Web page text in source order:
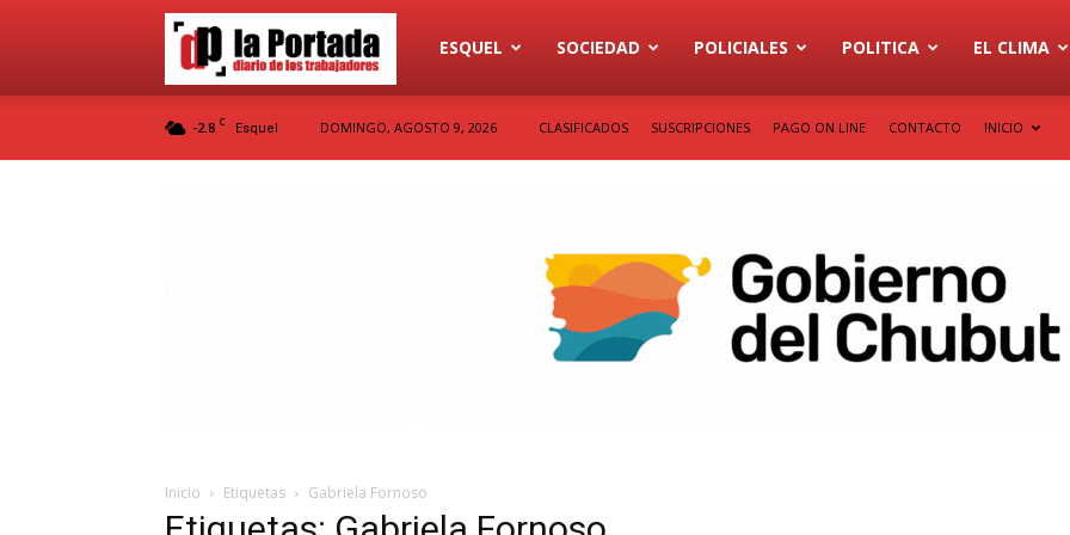
Diario
ESQUEL SOCIEDAD POLICIALES POLITICA EL CLIMA
-2.8 C Esquel DOMINGO, AGOSTO 9, 2026 CLASIFICADOS SUSCRIPCIONES PAGO ON LINE CONTACTO INICIO
Inicio Etiquetas Gabriela Fornoso